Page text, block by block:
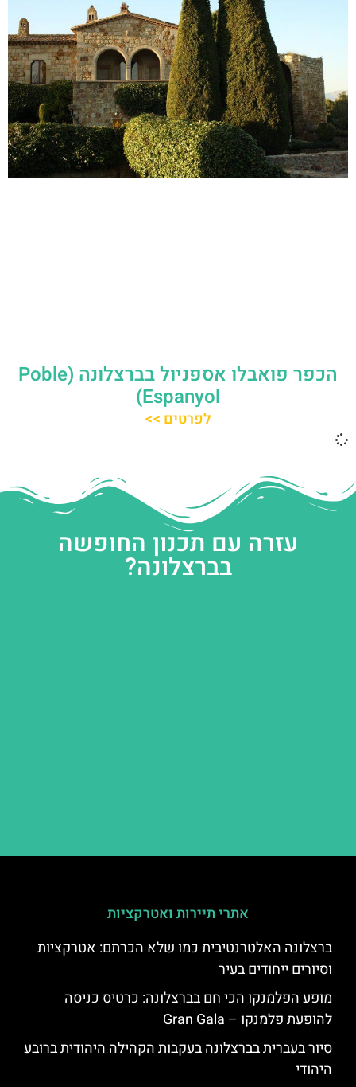
הכפר פואבלו אספניול בברצלונה (Poble
Espanyol)
לפרטים >>
עזרה עם תכנון החופשה
בברצלונה?
אתרי תיירות ואטרקציות
ברצלונה האלטרנטיבית כמו שלא הכרתם: אטרקציות
וסיורים ייחודים בעיר
מופע הפלמנקו הכי חם בברצלונה: כרטיס כניסה
להופעת פלמנקו – Gran Gala
סיור בעברית בברצלונה בעקבות הקהילה היהודית ברובע
היהודי